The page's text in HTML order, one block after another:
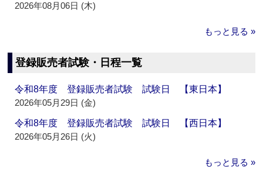
2026年08月06日 (木)
もっと見る »
登録販売者試験・日程一覧
令和8年度 登録販売者試験 試験日 【東日本】
2026年05月29日 (金)
令和8年度 登録販売者試験 試験日 【西日本】
2026年05月26日 (火)
もっと見る »